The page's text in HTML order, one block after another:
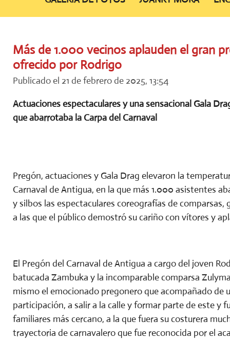
Más de 1.000 vecinos aplauden el gran
ofrecido por Rodrigo
Publicado el 21 de febrero de 2025, 13:54
Actuaciones espectaculares y una sensacional Gala
que abarrotaba la Carpa del Carnaval
Pregón, actuaciones y Gala Drag elevaron la
Carnaval de Antigua, en la que más 1.000 asistentes
y silbos las espectaculares coreografías de
a las que el público demostró su cariño con vítores y
El Pregón del Carnaval de Antigua a cargo del joven
batucada Zambuka y la incomparable comparsa
mismo el emocionado pregonero que acompañado de
participación, a salir a la calle y formar parte de este y
familiares más cercano, a la que fuera su costurera
trayectoria de carnavalero que fue reconocida por el